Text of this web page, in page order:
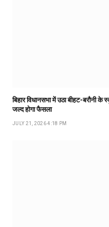
बिहार विधानसभा में उठा बीहट-बरौनी के
जल्द होगा फैसला
JULY 21, 2026 4:18 PM